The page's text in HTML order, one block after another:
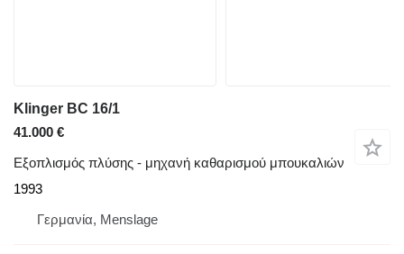
Klinger BC 16/1
41.000 €
Εξοπλισμός πλύσης - μηχανή καθαρισμού μπουκαλιών
1993
Γερμανία, Menslage